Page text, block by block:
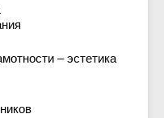
– эстетика